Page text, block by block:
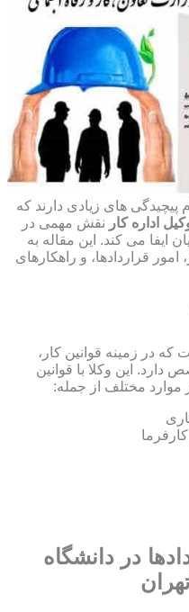
پیچیدگی های زیادی دارند که
اداره کار نقش مهمی در
ایفا می کند. این مقاله به
قراردادها، و راهکارهای
در زمینه قوانین کار،
این وکلا با قوانین
موارد مختلف از جمله:
در دانشگاه